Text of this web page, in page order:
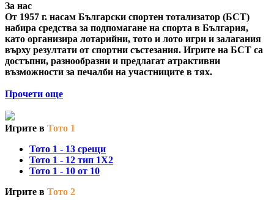
За нас
От 1957 г. насам Български спортен тотализатор (БСТ)
набира средства за подпомагане на спорта в България,
като организира лотарийни, тото и лото игри и залагания
върху резултати от спортни състезания. Игрите на БСТ са
достъпни, разнообразни и предлагат атрактивни
възможности за печалби на участниците в тях.
Прочети още
Игрите в Тото 1
Тото 1 - 13 срещи
Тото 1 - 12 тип 1X2
Тото 1 - 10 от 10
Игрите в Тото 2